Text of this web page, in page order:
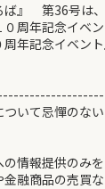
ば』 第36号は、
周年記念イベン
周年記念イベン
ついて忌憚のな
情報提供のみ
融商品の売買